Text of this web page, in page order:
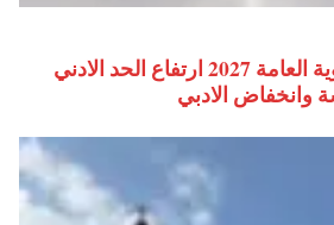
مؤشرات تنسيق الثانوية العامة 2027 ارتفاع الحد الادني
وانخفاض الادبي